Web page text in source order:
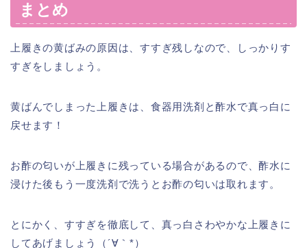
まとめ
上履きの黄ばみの原因は、すすぎ残しなので、しっかりす
すぎをしましょう。
黄ばんでしまった上履きは、食器用洗剤と酢水で真っ白に
戻せます！
お酢の匂いが上履きに残っている場合があるので、酢水に
浸けた後もう一度洗剤で洗うとお酢の匂いは取れます。
とにかく、すすぎを徹底して、真っ白さわやかな上履きに
してあげましょう（´∀｀*）